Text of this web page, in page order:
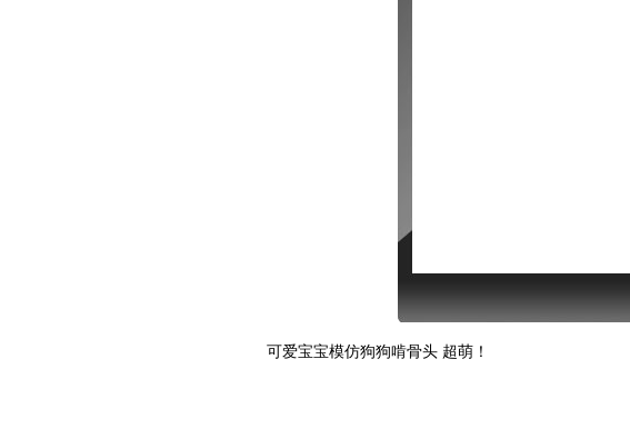
可爱宝宝模仿狗狗啃骨头 超萌！